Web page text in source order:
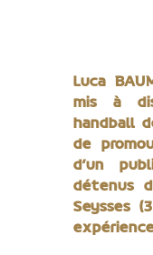
Luca
mis à
handball
de
d’un
détenus
Seysses